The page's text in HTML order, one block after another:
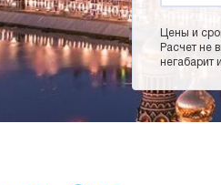
Цены и
Расчет не
негабарит